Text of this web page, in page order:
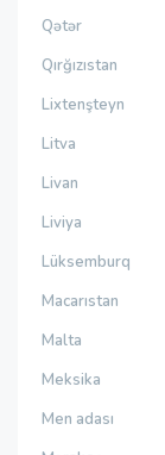
Qətər
Qırğızıstan
Lixtenşteyn
Litva
Livan
Liviya
Lüksemburq
Macarıstan
Malta
Meksika
Men adası